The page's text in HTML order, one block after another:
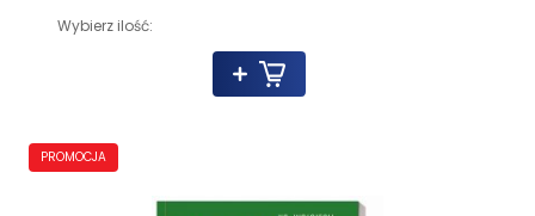
Wybierz ilość:
PROMOCJA